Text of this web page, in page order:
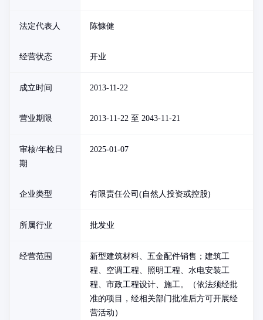
法定代表人 陈慷健
经营状态 开业
成立时间 2013-11-22
营业期限 2013-11-22 至 2043-11-21
审核/年检日
期
2025-01-07
企业类型 有限责任公司(自然人投资或控股)
所属行业 批发业
经营范围
新型建筑材料、五金配件销售；建筑工
程、空调工程、照明工程、水电安装工
程、市政工程设计、施工。（依法须经批
准的项目，经相关部门批准后方可开展经
营活动）